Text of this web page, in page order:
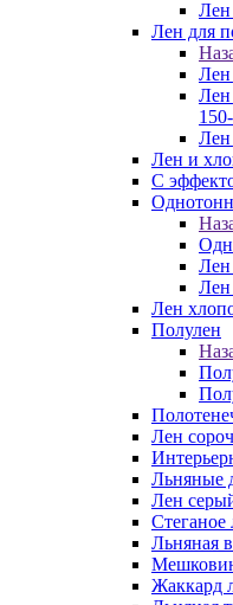
Лен
Лен для
Лен
Лен
Лен
Лен и
С
Лен
Лен
Лен
Полулен
Лен
Льняные
Лен
Стеганое
Льняная
Жаккард